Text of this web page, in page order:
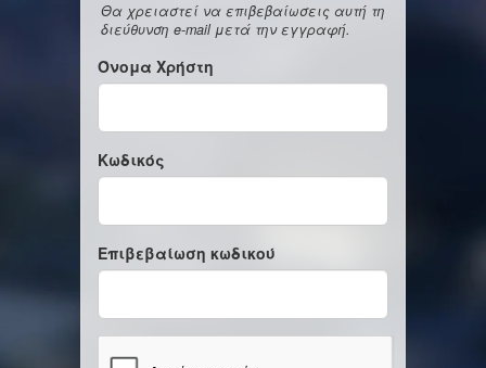
Θα χρειαστεί να επιβεβαίωσεις αυτή τη
διεύθυνση e-mail μετά την εγγραφή.
Όνομα Χρήστη
Κωδικός
Επιβεβαίωση κωδικού